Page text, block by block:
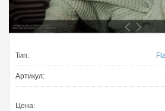
Тип:
Артикул:
Цена: